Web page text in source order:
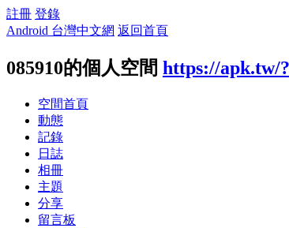
註冊 登錄
Android 台灣中文網 返回首頁
085910的個人空間 https://apk.tw/
空間首頁
動態
記錄
日誌
相冊
主題
分享
留言板